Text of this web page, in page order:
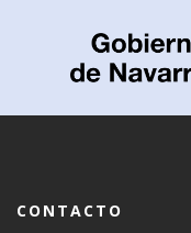
CONTACTO